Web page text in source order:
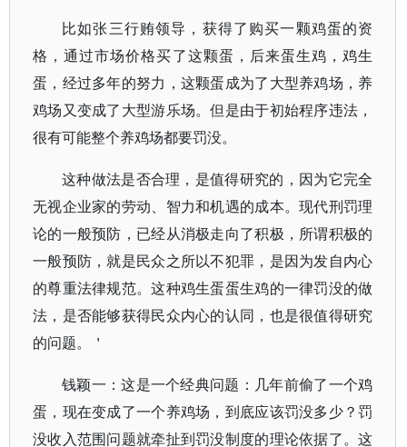
比如张三行贿领导，获得了购买一颗鸡蛋的资
格，通过市场价格买了这颗蛋，后来蛋生鸡，鸡生
蛋，经过多年的努力，这颗蛋成为了大型养鸡场，养
鸡场又变成了大型游乐场。但是由于初始程序违法，
很有可能整个养鸡场都要罚没。
这种做法是否合理，是值得研究的，因为它完全
无视企业家的劳动、智力和机遇的成本。现代刑罚理
论的一般预防，已经从消极走向了积极，所谓积极的
一般预防，就是民众之所以不犯罪，是因为发自内心
的尊重法律规范。这种鸡生蛋蛋生鸡的一律罚没的做
法，是否能够获得民众内心的认同，也是很值得研究
的问题。＇
钱颖一：这是一个经典问题：几年前偷了一个鸡
蛋，现在变成了一个养鸡场，到底应该罚没多少？罚
没收入范围问题就牵扯到罚没制度的理论依据了。这